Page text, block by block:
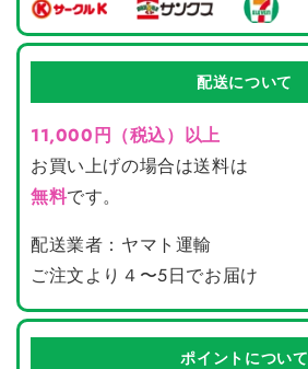
配送について
11,000円（税込）以上
お買い上げの場合は送料は
無料です。
配送業者：ヤマト運輸
ご注文より４〜5日でお届け
ポイントについて